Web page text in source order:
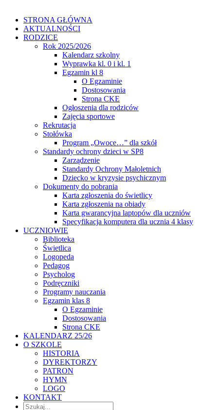
STRONA GŁÓWNA
AKTUALNOŚCI
RODZICE
Rok 2025/2026
Kalendarz szkolny
Wyprawka kl. 0 i kl. 1
Egzamin kl 8
O Egzaminie
Dostosowania
Strona CKE
Ogłoszenia dla rodziców
Zajęcia sportowe
Rekrutacja
Stołówka
Program „Owoce…” dla szkół
Standardy ochrony dzieci w SP8
Zarządzenie
Standardy Ochrony Małoletnich
Dziecko w kryzysie psychicznym
Dokumenty do pobrania
Karta zgłoszenia do świetlicy
Karta zgłoszenia na obiady
Karta gwarancyjna laptopów dla uczniów
Specyfikacja komputera dla ucznia 4 klasy
UCZNIOWIE
Biblioteka
Świetlica
Logopeda
Pedagog
Psycholog
Podręczniki
Programy nauczania
Egzamin klas 8
O Egzaminie
Dostosowania
Strona CKE
KALENDARZ 25/26
O SZKOLE
HISTORIA
DYREKTORZY
PATRON
HYMN
LOGO
KONTAKT
Szukaj